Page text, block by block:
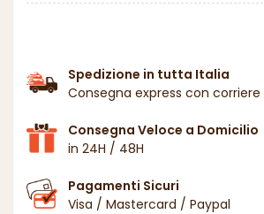
Spedizione in tutta Italia
Consegna express con corriere
Consegna Veloce a Domicilio
in 24H / 48H
Pagamenti Sicuri
Visa / Mastercard / Paypal